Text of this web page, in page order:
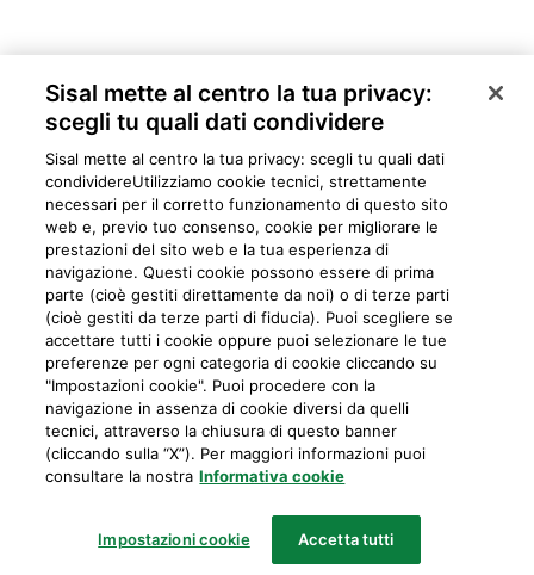
Privacy Cookie Mappa del sito Preferiti Iniziative
Programma
fedeltà
IL GIOCO È VIETATO AI MINORI E PUÒ CAUSARE DIPENDENZE PATOLOGICHE
Sisal mette al centro la tua privacy:
scegli tu quali dati condividere
Sisal mette al centro la tua privacy: scegli tu quali dati
condividere​Utilizziamo cookie tecnici, strettamente
necessari per il corretto funzionamento di questo sito
web e, previo tuo consenso, cookie per migliorare le
prestazioni del sito web e la tua esperienza di
navigazione. Questi cookie possono essere di prima
parte (cioè gestiti direttamente da noi) o di terze parti
(cioè gestiti da terze parti di fiducia). Puoi scegliere se
accettare tutti i cookie oppure puoi selezionare le tue
preferenze per ogni categoria di cookie cliccando su
"Impostazioni cookie". Puoi procedere con la
navigazione in assenza di cookie diversi da quelli
tecnici, attraverso la chiusura di questo banner
(cliccando sulla “X”). Per maggiori informazioni puoi
consultare la nostra Informativa cookie
Impostazioni cookie Accetta tutti